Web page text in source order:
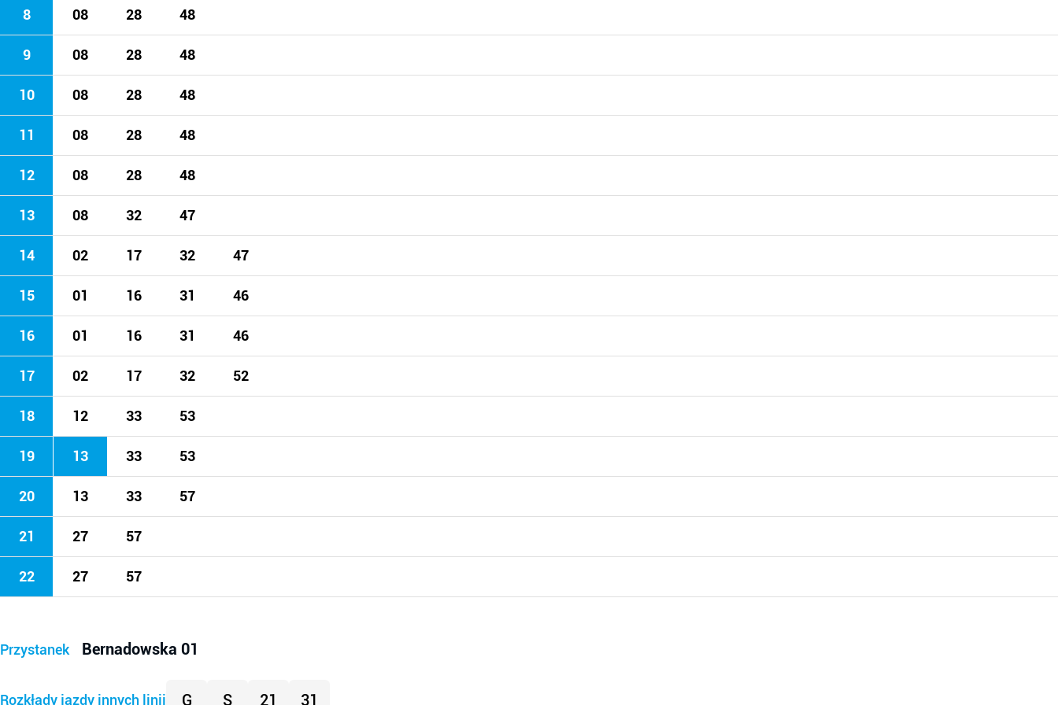
8 08 28 48
9 08 28 48
10 08 28 48
11 08 28 48
12 08 28 48
13 08 32 47
14 02 17 32 47
15 01 16 31 46
16 01 16 31 46
17 02 17 32 52
18 12 33 53
19 13 33 53
20 13 33 57
21 27 57
22 27 57
Przystanek Bernadowska 01
Rozkłady jazdy innych linii G S 21 31